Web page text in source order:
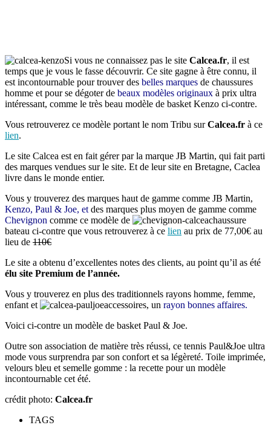
Si vous ne connaissez pas le site Calcea.fr, il est
temps que je vous le fasse découvrir. Ce site gagne à être connu, il
est incontournable pour trouver des belles marques de chaussures
homme et pour se dégoter de beaux modèles originaux à prix ultra
intéressant, comme le très beau modèle de basket Kenzo ci-contre.
Vous retrouverez ce modèle portant le nom Tribu surCalcea.fr à ce
lien.
Le site Calcea est en fait gérer par la marque JB Martin, qui fait parti
des marques vendues sur le site. Et de leur site en Bretagne, Caclea
livre dans le monde entier.
Vous y trouverez des marques haut de gamme comme JB Martin,
Kenzo, Paul & Joe, et des marques plus moyen de gamme comme
Chevignon comme ce modèle de
chaussure
bateau ci-contre que vous retrouverez à ce lien au prix de 77,00€ au
lieu de 110€
Le site a obtenu d’excellentes notes des clients, au point qu’il as été
élu site Premium de l’année.
Vous y trouverez en plus des traditionnels rayons homme, femme,
enfant et
accessoires, un rayon bonnes affaires.
Voici ci-contre un modèle de basket Paul & Joe.
Outre son association de matière très réussi, ce tennis Paul&Joe ultra
mode vous surprendra par son confort et sa légèreté. Toile imprimée,
velours bleu et semelle gomme : la recette pour un modèle
incontournable cet été.
crédit photo: Calcea.fr
TAGS